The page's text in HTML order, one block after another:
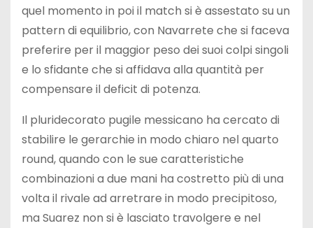
quel momento in poi il match si è assestato su un
pattern di equilibrio, con Navarrete che si faceva
preferire per il maggior peso dei suoi colpi singoli
e lo sfidante che si affidava alla quantità per
compensare il deficit di potenza.
Il pluridecorato pugile messicano ha cercato di
stabilire le gerarchie in modo chiaro nel quarto
round, quando con le sue caratteristiche
combinazioni a due mani ha costretto più di una
volta il rivale ad arretrare in modo precipitoso,
ma Suarez non si è lasciato travolgere e nel